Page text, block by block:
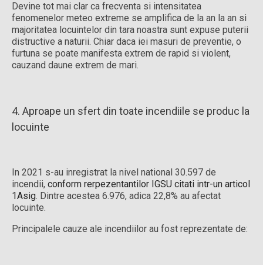
Devine tot mai clar ca frecventa si intensitatea
fenomenelor meteo extreme se amplifica de la an la an si
majoritatea locuintelor din tara noastra sunt expuse puterii
distructive a naturii. Chiar daca iei masuri de preventie, o
furtuna se poate manifesta extrem de rapid si violent,
cauzand daune extrem de mari.
4. Aproape un sfert din toate incendiile se produc la
locuinte
In 2021 s-au inregistrat la nivel national 30.597 de
incendii, conform rerpezentantilor IGSU citati intr-un articol
1Asig. Dintre acestea 6.976, adica 22,8% au afectat
locuinte.
Principalele cauze ale incendiilor au fost reprezentate de: